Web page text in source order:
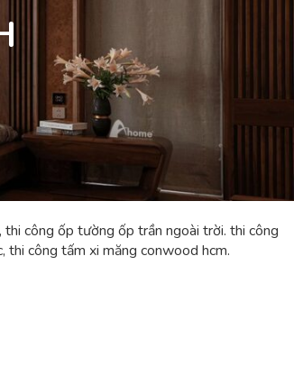
thi công ốp tường ốp trần ngoài trời. thi công
thi công tấm xi măng conwood hcm.